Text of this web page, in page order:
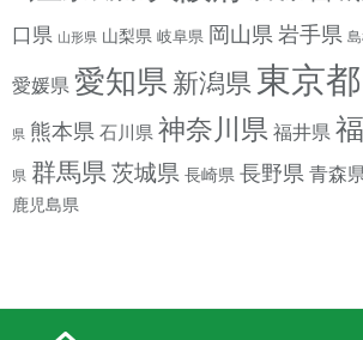
口県 山形県 山梨県 岐阜県 岡山県 岩手県
愛媛県 愛知県 新潟県 東京都
県 熊本県 石川県 神奈川県 福井県
県 群馬県 茨城県 長崎県 長野県 青森
鹿児島県